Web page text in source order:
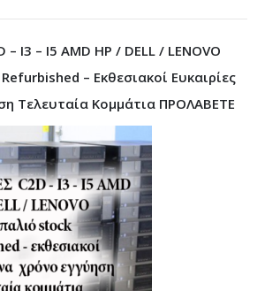
I3 – I5 AMD HP / DELL / LENOVO
– Εκθεσιακοί Ευκαιρίες
Τελευταία Κομμάτια ΠΡΟΛΑΒΕΤΕ